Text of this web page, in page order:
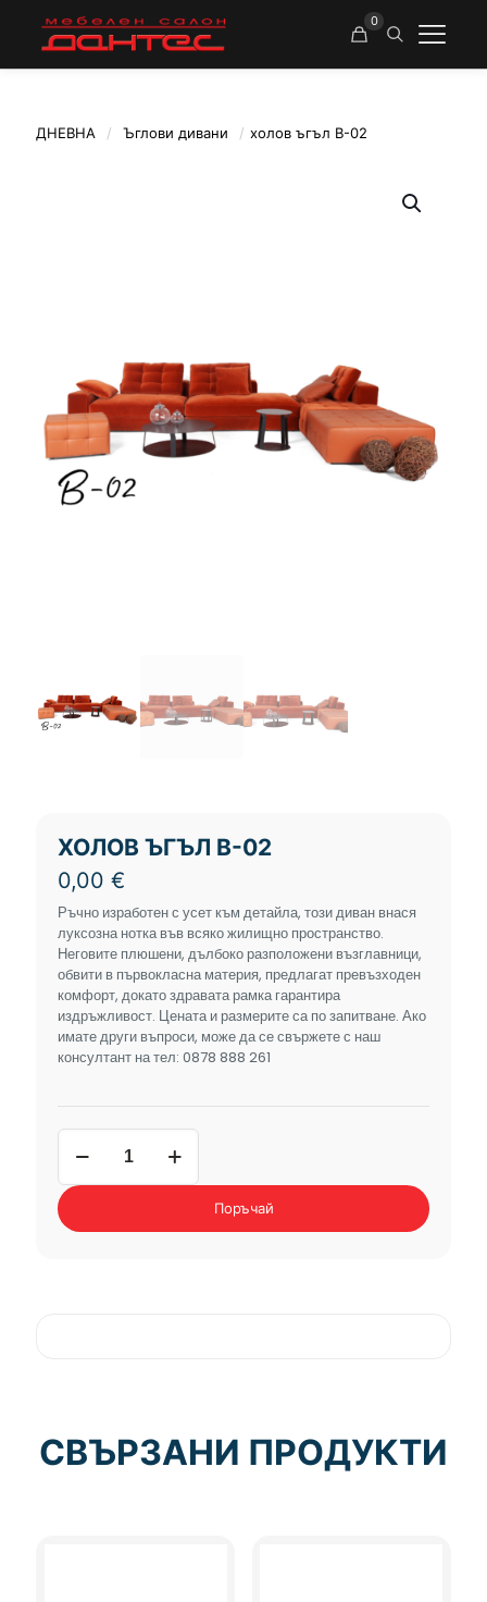
0
ДНЕВНА / Ъглови дивани / холов ъгъл В-02
ХОЛОВ ЪГЪЛ В-02
0,00 €
Ръчно изработен с усет към детайла, този диван внася
луксозна нотка във всяко жилищно пространство.
Неговите плюшени, дълбоко разположени възглавници,
обвити в първокласна материя, предлагат превъзходен
комфорт, докато здравата рамка гарантира
издръжливост. Цената и размерите са по запитване. Ако
имате други въпроси, може да се свържете с наш
консултант на тел: 0878 888 261
ъгъл
В-02
Поръчай
СВЪРЗАНИ ПРОДУКТИ